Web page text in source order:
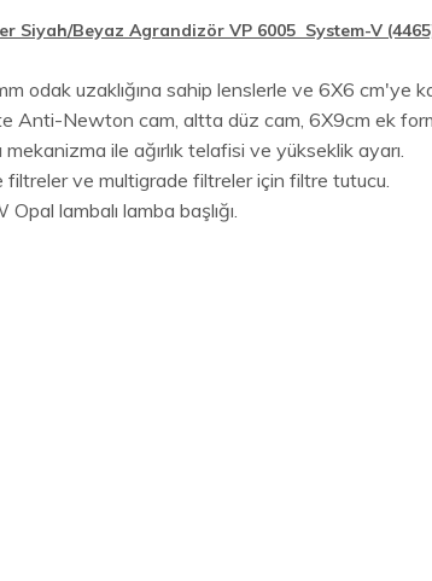
Siyah/Beyaz Agrandizör VP 6005 System-V
odak uzaklığına sahip lenslerle ve 6X6 cm'ye
Anti-Newton cam, altta düz cam, 6X9cm ek
mekanizma ile ağırlık telafisi ve yükseklik ayarı.
filtreler ve multigrade filtreler için filtre tutucu.
Opal lambalı lamba başlığı.